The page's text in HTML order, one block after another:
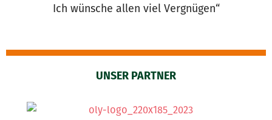
Ich wünsche allen viel Vergnügen“
UNSER PARTNER